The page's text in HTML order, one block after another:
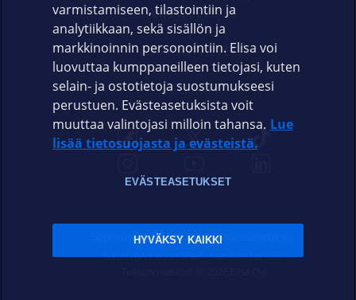
VIANSELVITYS
ASIAKASPALVELU
ELISA.FI
Sopimusehdot Tietosuoja Evästeasetukset
Sääntelyviranomaiset Saavutettavuus
varmistamiseen, tilastointiin ja
analytiikkaan, sekä sisällön ja
markkinoinnin personointiin. Elisa voi
luovuttaa kumppaneilleen tietojasi, kuten
selain- ja ostotietoja suostumukseesi
perustuen. Evästeasetuksista voit
muuttaa valintojasi milloin tahansa. Lue
lisää tietosuojasta ja evästeistä.
EVÄSTEASETUKSET
HYVÄKSY KAIKKI